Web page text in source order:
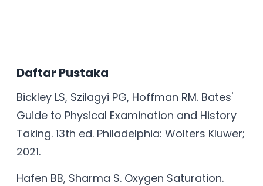
Daftar Pustaka
Bickley LS, Szilagyi PG, Hoffman RM. Bates'
Guide to Physical Examination and History
Taking. 13th ed. Philadelphia: Wolters Kluwer;
2021.
Hafen BB, Sharma S. Oxygen Saturation.